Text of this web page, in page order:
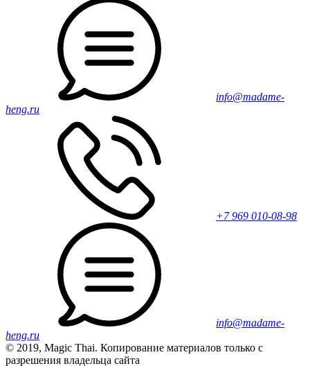
info@madame-
heng.ru
+7 969 010-08-98
info@madame-
heng.ru
© 2019, Magic Thai. Копирование материалов только с
разрешения владельца сайта